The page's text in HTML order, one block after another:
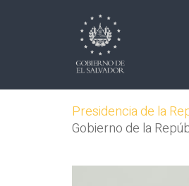
Presidencia de la
Gobierno de la